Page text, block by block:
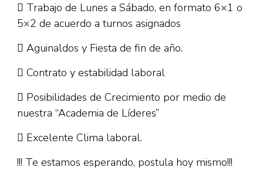
 Trabajo de Lunes a Sábado, en formato 6×1 o
5×2 de acuerdo a turnos asignados
 Aguinaldos y Fiesta de fin de año.
 Contrato y estabilidad laboral
 Posibilidades de Crecimiento por medio de
nuestra “Academia de Líderes”
 Excelente Clima laboral.
!!! Te estamos esperando, postula hoy mismo!!!